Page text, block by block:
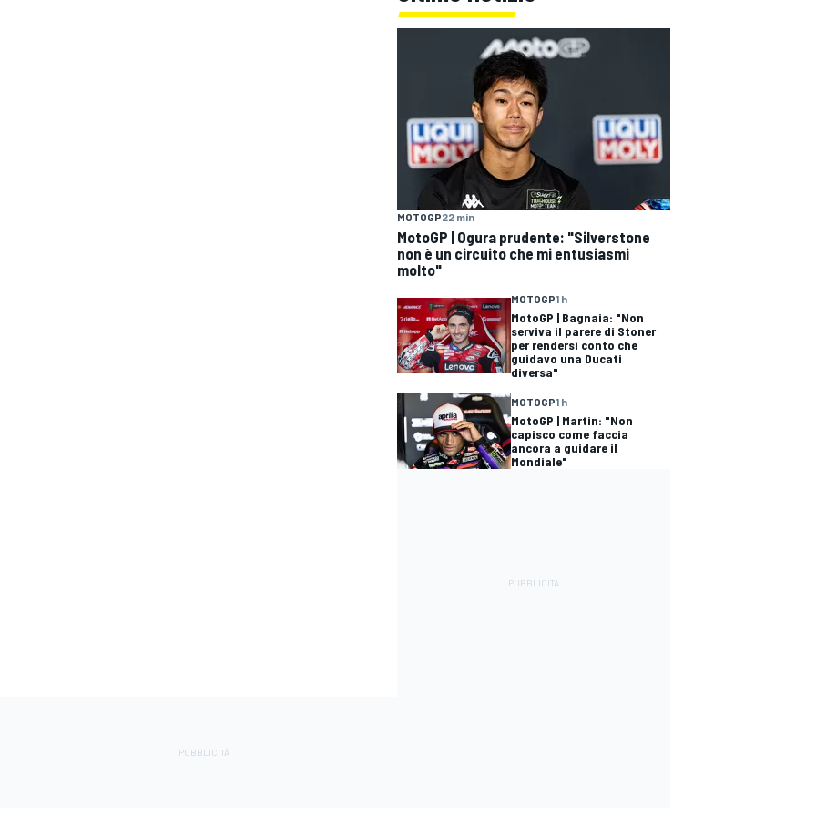
MOTOGP22 min
MotoGP | Ogura prudente: "Silverstone
non è un circuito che mi entusiasmi
molto"
MOTOGP1 h
MotoGP | Bagnaia: "Non
serviva il parere di Stoner
per rendersi conto che
guidavo una Ducati
diversa"
MOTOGP1 h
MotoGP | Martin: "Non
capisco come faccia
ancora a guidare il
Mondiale"